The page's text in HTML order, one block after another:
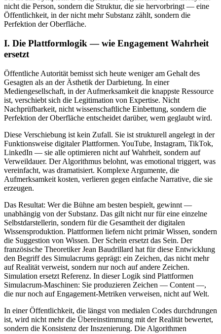
nicht die Person, sondern die Struktur, die sie hervorbringt — eine
Öffentlichkeit, in der nicht mehr Substanz zählt, sondern die
Perfektion der Oberfläche.
I. Die Plattformlogik — wie Engagement Wahrheit
ersetzt
Öffentliche Autorität bemisst sich heute weniger am Gehalt des
Gesagten als an der Ästhetik der Darbietung. In einer
Mediengesellschaft, in der Aufmerksamkeit die knappste Ressource
ist, verschiebt sich die Legitimation von Expertise. Nicht
Nachprüfbarkeit, nicht wissenschaftliche Einbettung, sondern die
Perfektion der Oberfläche entscheidet darüber, wem geglaubt wird.
Diese Verschiebung ist kein Zufall. Sie ist strukturell angelegt in der
Funktionsweise digitaler Plattformen. YouTube, Instagram, TikTok,
LinkedIn — sie alle optimieren nicht auf Wahrheit, sondern auf
Verweildauer. Der Algorithmus belohnt, was emotional triggert, was
vereinfacht, was dramatisiert. Komplexe Argumente, die
Aufmerksamkeit kosten, verlieren gegen einfache Narrative, die sie
erzeugen.
Das Resultat: Wer die Bühne am besten bespielt, gewinnt —
unabhängig von der Substanz. Das gilt nicht nur für eine einzelne
Selbstdarstellerin, sondern für die Gesamtheit der digitalen
Wissensproduktion. Plattformen liefern nicht primär Wissen, sondern
die Suggestion von Wissen. Der Schein ersetzt das Sein. Der
französische Theoretiker Jean Baudrillard hat für diese Entwicklung
den Begriff des Simulacrums geprägt: ein Zeichen, das nicht mehr
auf Realität verweist, sondern nur noch auf andere Zeichen.
Simulation ersetzt Referenz. In dieser Logik sind Plattformen
Simulacrum-Maschinen: Sie produzieren Zeichen — Content —,
die nur noch auf Engagement-Metriken verweisen, nicht auf Welt.
In einer Öffentlichkeit, die längst von medialen Codes durchdrungen
ist, wird nicht mehr die Übereinstimmung mit der Realität bewertet,
sondern die Konsistenz der Inszenierung. Die Algorithmen